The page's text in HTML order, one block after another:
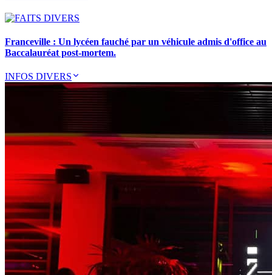
Franceville : Un lycéen fauché par un véhicule admis d'office au
Baccalauréat post-mortem.
INFOS DIVERS